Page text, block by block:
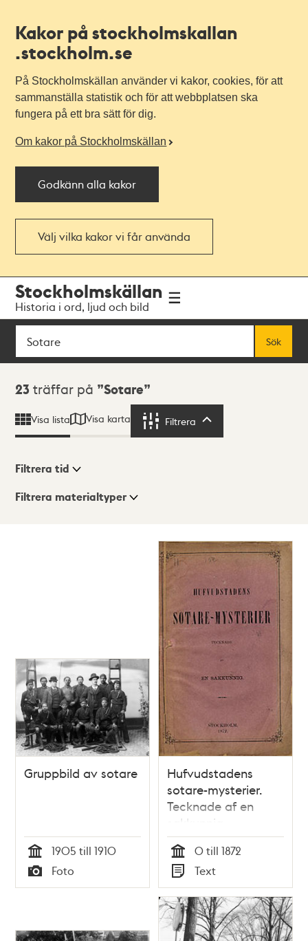
Kakor på stockholmskallan
.stockholm.se
På Stockholmskällan använder vi kakor, cookies, för att
sammanställa statistik och för att webbplatsen ska
fungera på ett bra sätt för dig.
Om kakor på Stockholmskällan
Godkänn alla kakor
Välj vilka kakor vi får använda
navigationen
huvudinnehållet
Stockholmskällan
Historia i ord, ljud och bild
Sök
Sök
Sökresultat
23 träffar på Sotare
Visa lista Visa karta Filtrera
Visningsläge
Filtrera tid
Filtrera materialtyper
Gruppbild av sotare
Tid
1905 till 1910
Typ
Foto
Hufvudstadens
sotare-mysterier.
Tecknade af en
sakkunnig
Tid
0 till 1872
Typ
Text